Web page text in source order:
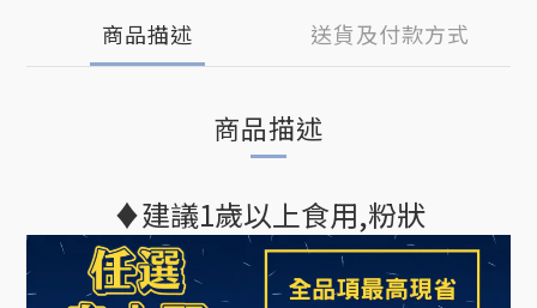
商品描述 送貨及付款方式
商品描述
♦建議1歲以上食用,粉狀